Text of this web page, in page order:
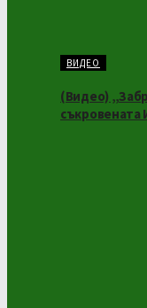
ВИДЕО
(Видео)
съкровената